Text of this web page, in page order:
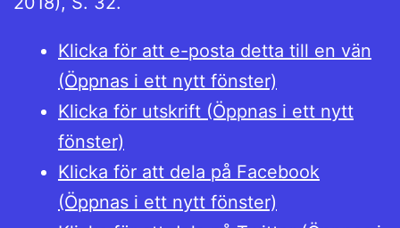
Klicka för att e-posta detta till en vän
(Öppnas i ett nytt fönster)
Klicka för utskrift (Öppnas i ett nytt
fönster)
Klicka för att dela på Facebook
(Öppnas i ett nytt fönster)